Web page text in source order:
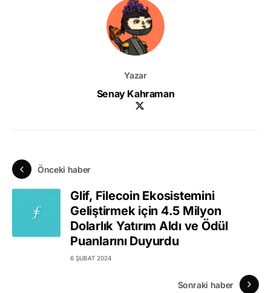
Yazar
Senay Kahraman
Önceki haber
Glif, Filecoin Ekosistemini
Geliştirmek için 4.5 Milyon
Dolarlık Yatırım Aldı ve Ödül
Puanlarını Duyurdu
6 ŞUBAT 2024
Sonraki haber